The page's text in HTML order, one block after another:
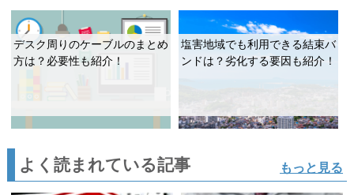
デスク周りのケーブルのまとめ
方は？必要性も紹介！
塩害地域でも利用できる結束バ
ンドは？劣化する要因も紹介！
よく読まれている記事 もっと見る